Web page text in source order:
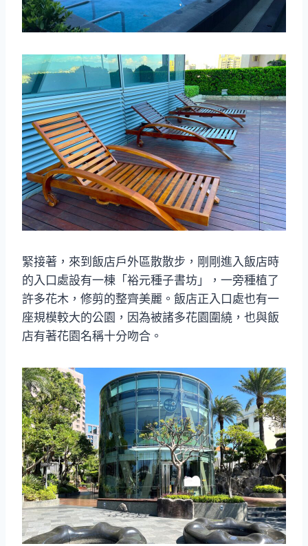
緊接著，來到飯店戶外區散散步，剛剛進入飯店時
的入口處設有一棟「裕元種子書坊」，一旁種植了
許多花木，修剪的整齊美麗。飯店正入口處也有一
座規模較大的公園，因為被諸多花園圍繞，也與飯
店有著花園名稱十分吻合。